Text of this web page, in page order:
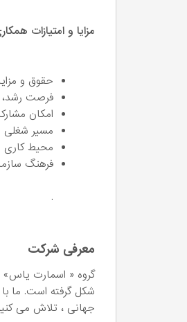
مزایا و امتیازات
حقوق و
فرصت رشد،
امکان
مسیر شغلی
محیط کاری
فرهنگ
.
معرفی شرکت
گروه « اسمارت یاس»
شکل گرفته است. ما
جهانی ، تلاش می